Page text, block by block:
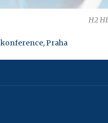
H2
konference,Praha